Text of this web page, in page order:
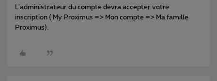
L’administrateur du compte devra accepter votre
inscription ( My Proximus => Mon compte => Ma famille
Proximus).